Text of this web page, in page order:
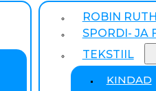
ROBIN
SPORDI- JA
TEKSTIIL
KINDAD